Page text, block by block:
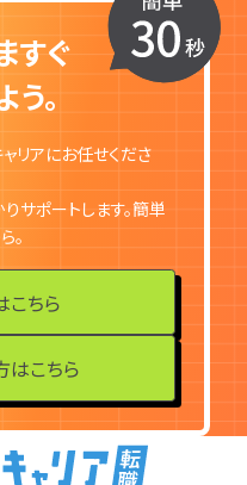
特集一覧
すぐ
う。
リアにお任せくださ
サポートします。簡単
。
こちら
はこちら